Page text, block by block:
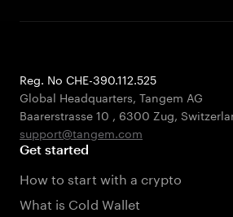
Reg. No CHE-390.112.525
Global Headquarters, Tangem AG
Baarerstrasse 10 , 6300 Zug,
support@tangem.com
Get started
How to start with a crypto
What is Cold Wallet